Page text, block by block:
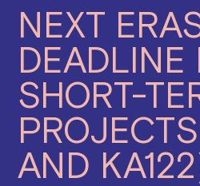
NEXT
DEADLINE
SHORT-
AND